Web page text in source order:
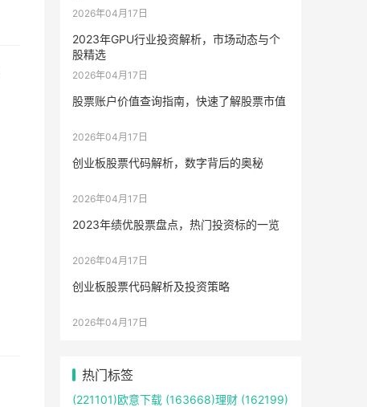
2026年04月17日
2023年GPU行业投资解析，市场动态与个
股精选
2026年04月17日
股票账户价值查询指南，快速了解股票市值
2026年04月17日
创业板股票代码解析，数字背后的奥秘
2026年04月17日
2023年绩优股票盘点，热门投资标的一览
2026年04月17日
创业板股票代码解析及投资策略
2026年04月17日
热门标签
(221101)欧意下载 (163668)理财 (162199)